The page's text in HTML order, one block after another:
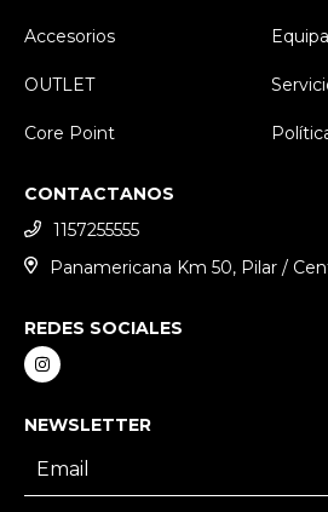
Accesorios
OUTLET
Core Point
CONTACTANOS
1157255555
Panamericana Km 50, Pilar /
REDES SOCIALES
NEWSLETTER